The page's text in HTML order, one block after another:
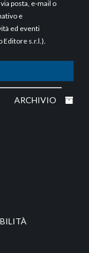
posta, e-mail o
e
ed eventi
s.r.l.).
ARCHIVIO